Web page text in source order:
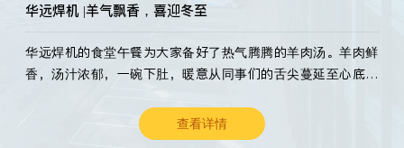
华远焊机 |羊气飘香，喜迎冬至
华远焊机的食堂午餐为大家备好了热气腾腾的羊肉汤。羊肉鲜
香，汤汁浓郁，一碗下肚，暖意从同事们的舌尖蔓延至心底。
查看详情